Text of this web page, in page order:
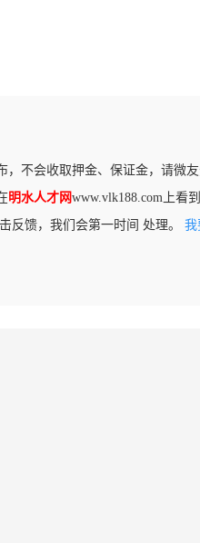
，不会收取押金、保证金，请微友
明水人才网www.vlk188.com上看
反馈，我们会第一时间 处理。 我